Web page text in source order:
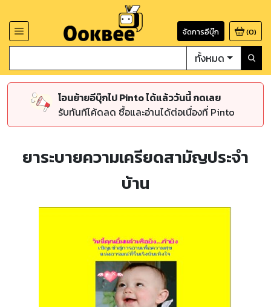
จัดการอีบุ๊ก (0)
ทั้งหมด
โอนย้ายอีบุ๊กไป Pinto ได้แล้ววันนี้ กดเลย
รับทันทีโค้ดลด ซื้อและอ่านได้ต่อเนื่องที่ Pinto
ยาระบายความเครียดสามัญประจำ
บ้าน